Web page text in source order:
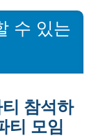
수 있는
참석하
티 모임